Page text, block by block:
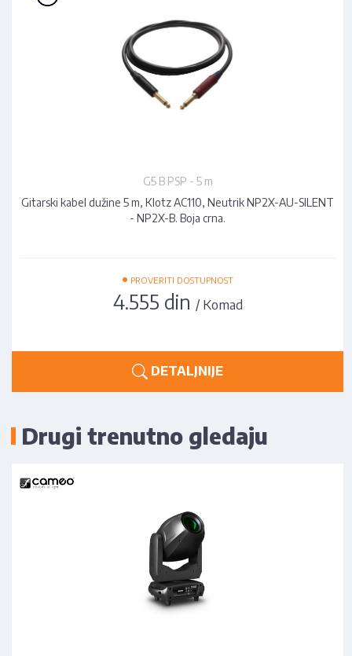
G5 B PSP - 5 m
Gitarski kabel dužine 5 m, Klotz AC110, Neutrik NP2X-AU-SILENT
- NP2X-B. Boja crna.
• PROVERITI DOSTUPNOST
4.555 din / Komad
DETALJNIJE
Drugi trenutno gledaju